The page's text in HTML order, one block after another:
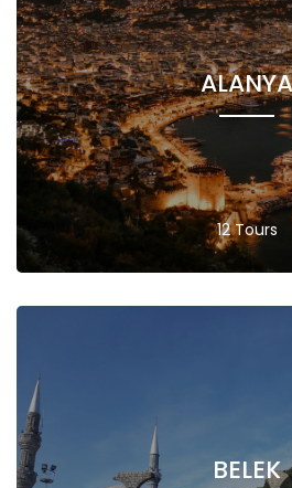
ALANYA
12 Tours
BELEK